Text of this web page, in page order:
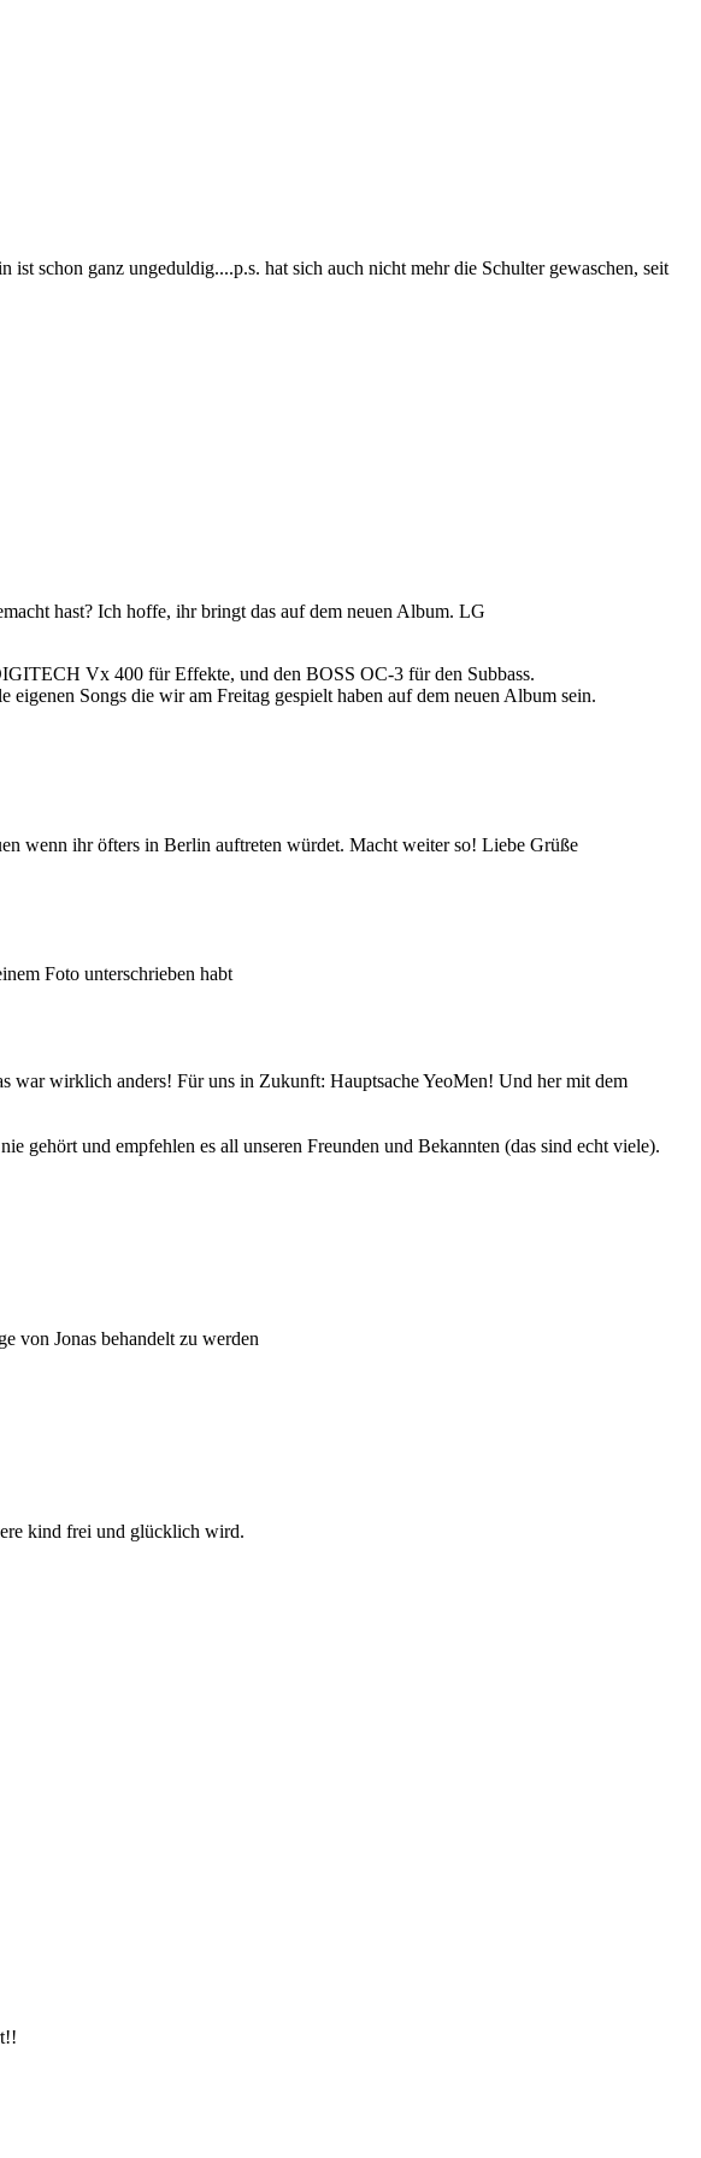
schon ganz ungeduldig....p.s. hat sich auch nicht mehr die Schulter gewaschen, seit
hast? Ich hoffe, ihr bringt das auf dem neuen Album. LG
Vx 400 für Effekte, und den BOSS OC-3 für den Subbass.
Songs die wir am Freitag gespielt haben auf dem neuen Album sein.
wenn ihr öfters in Berlin auftreten würdet. Macht weiter so! Liebe Grüße
Foto unterschrieben habt
war wirklich anders! Für uns in Zukunft: Hauptsache YeoMen! Und her mit dem
und empfehlen es all unseren Freunden und Bekannten (das sind echt viele).
von Jonas behandelt zu werden
kind frei und glücklich wird.